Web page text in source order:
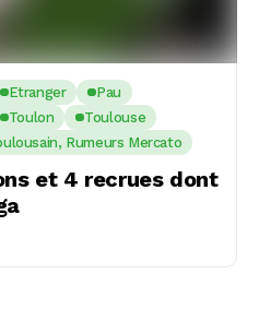
Etranger
Pau
Toulon
Toulouse
Rumeurs Mercato
et 4 recrues dont